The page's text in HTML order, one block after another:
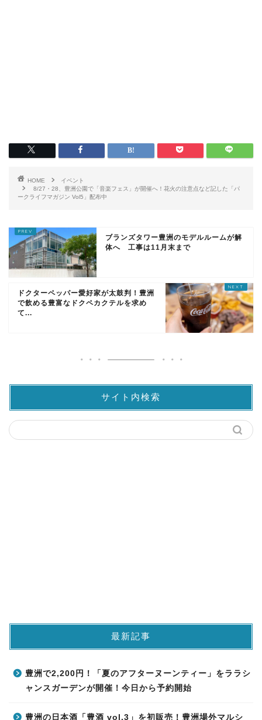
HOME
イベント
8/27・28、豊洲公園で「音楽フェス」が開催へ！花火の注意点など記した「パ
ークライフマガジン Vol5」配布中
ブランズタワー豊洲のモデルルームが解
体へ 工事は11月末まで
ドクターペッパー愛好家が太鼓判！豊洲
で飲める豊富なドクペカクテルを求め
て...
サイト内検索
最新記事
豊洲で2,200円！「夏のアフターヌーンティー」をララシ
ャンスガーデンが開催！今日から予約開始
豊洲の日本酒「豊酒 vol.3」を初販売！豊洲場外マルシ